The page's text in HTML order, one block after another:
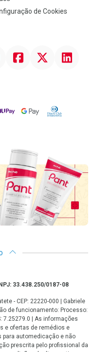
de Cookies
FacebookTwitter Linkedin
Google PayDiners Club
33.438.250/0187-08
- CEP: 22220-000 | Gabriele
de funcionamento: Processo:
7.25279.0 | As informações
e ofertas de remédios e
automedicação e não
prescrita pelo profissional da